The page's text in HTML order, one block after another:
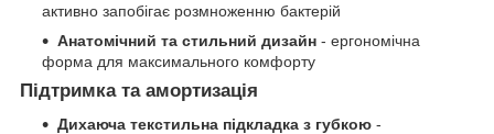
активно запобігає розмноженню бактерій
Анатомічний та стильний дизайн - ергономічна
форма для максимального комфорту
Підтримка та амортизація
Дихаюча текстильна підкладка з губкою -